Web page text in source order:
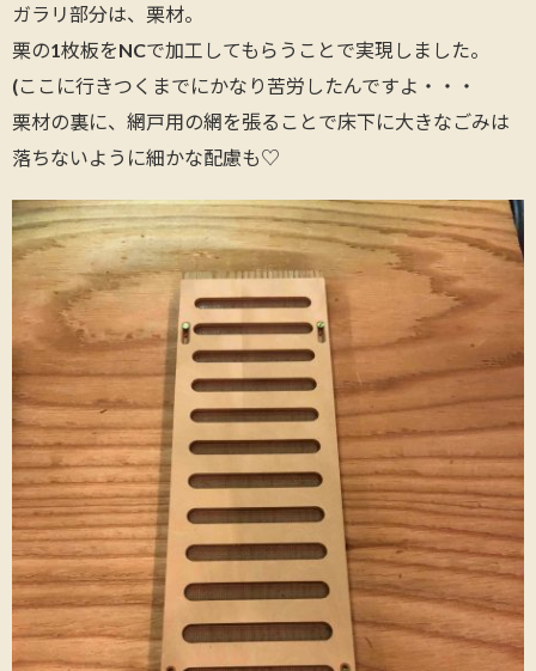
ガラリ部分は、栗材。
栗の1枚板をNCで加工してもらうことで実現しました。
(ここに行きつくまでにかなり苦労したんですよ・・・
栗材の裏に、網戸用の網を張ることで床下に大きなごみは
落ちないように細かな配慮も♡